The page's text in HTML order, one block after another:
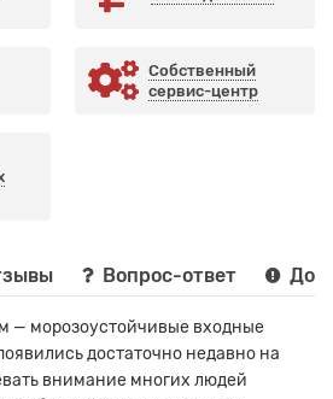
Собственный
сервис-центр
Вопрос-ответ
— морозоустойчивые входные
достаточно недавно на
внимание многих людей